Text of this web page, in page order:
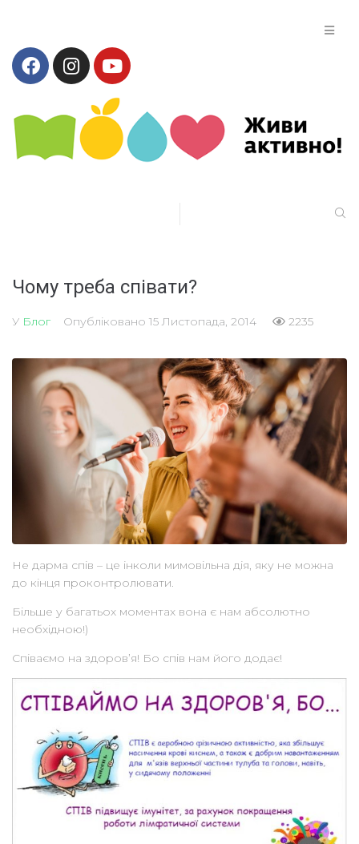
Чому треба співати?
У Блог Опубліковано 15 Листопада, 2014 2235
Не дарма спів – це інколи мимовільна дія, яку не можна
до кінця проконтролювати.
Більше у багатьох моментах вона є нам абсолютно
необхідною!)
Співаємо на здоров’я! Бо спів нам його додає!